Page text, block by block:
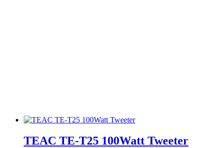
TEAC TE-T25 100Watt Tweeter